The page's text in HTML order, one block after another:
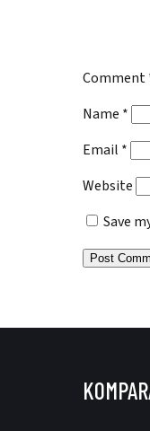
Comment
Name *
Email *
Website
Save